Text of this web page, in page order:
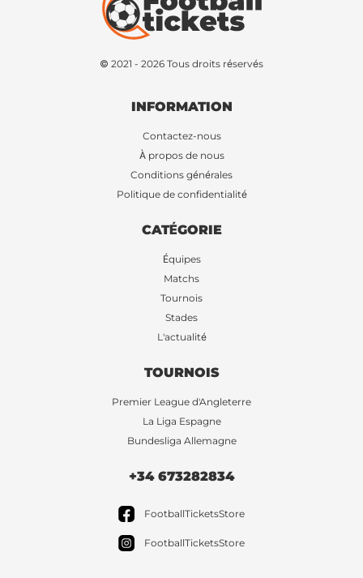
© 2021 - 2026 Tous droits réservés
INFORMATION
Contactez-nous
À propos de nous
Conditions générales
Politique de confidentialité
CATÉGORIE
Équipes
Matchs
Tournois
Stades
L'actualité
TOURNOIS
Premier League d'Angleterre
La Liga Espagne
Bundesliga Allemagne
+34 673282834
FootballTicketsStore
FootballTicketsStore